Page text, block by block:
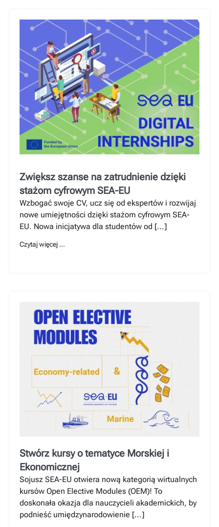
Zwiększ szanse na zatrudnienie dzięki
stażom cyfrowym SEA-EU
Wzbogać swoje CV, ucz się od ekspertów i rozwijaj
nowe umiejętności dzięki stażom cyfrowym SEA-
EU. Nowa inicjatywa dla studentów od [...]
Czytaj więcej …
Stwórz kursy o tematyce Morskiej i
Ekonomicznej
Sojusz SEA-EU otwiera nową kategorią wirtualnych
kursów Open Elective Modules (OEM)! To
doskonała okazja dla nauczycieli akademickich, by
podnieść umiędzynarodowienie [...]